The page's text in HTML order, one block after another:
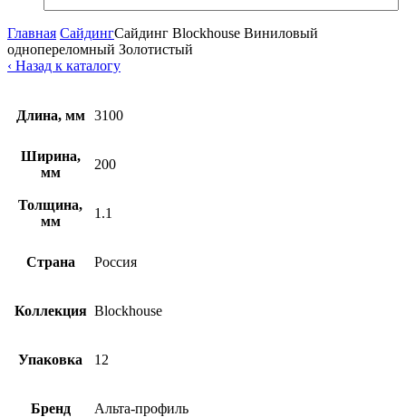
Главная СайдингСайдинг Blockhouse Виниловый
однопереломный Золотистый
‹ Назад к каталогу
Длина, мм 3100
Ширина,
мм
200
Толщина,
мм
1.1
Страна Россия
Коллекция Blockhouse
Упаковка 12
Бренд Альта-профиль